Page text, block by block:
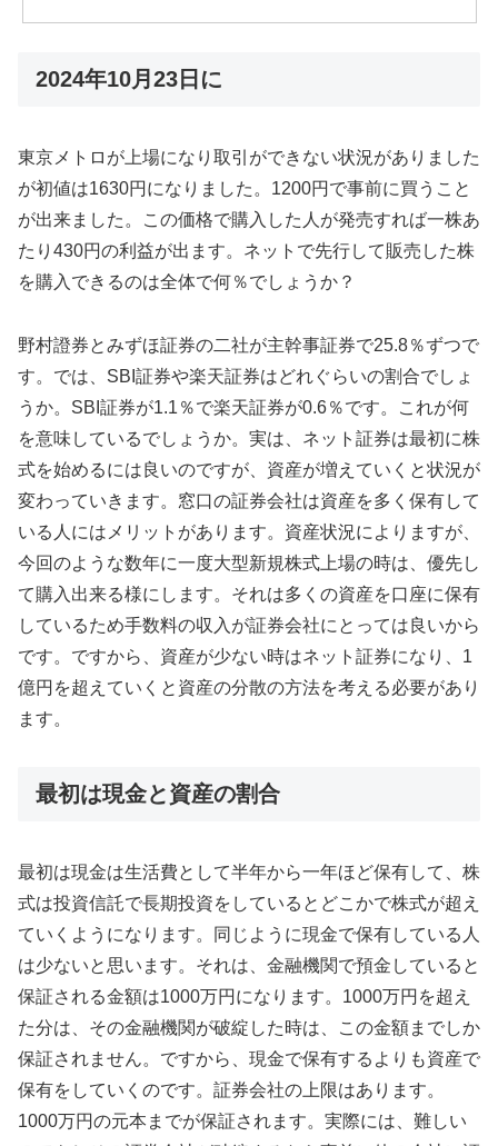
2024年10月23日に
東京メトロが上場になり取引ができない状況がありました
が初値は1630円になりました。1200円で事前に買うこと
が出来ました。この価格で購入した人が発売すれば一株あ
たり430円の利益が出ます。ネットで先行して販売した株
を購入できるのは全体で何％でしょうか？
野村證券とみずほ証券の二社が主幹事証券で25.8％ずつで
す。では、SBI証券や楽天証券はどれぐらいの割合でしょ
うか。SBI証券が1.1％で楽天証券が0.6％です。これが何
を意味しているでしょうか。実は、ネット証券は最初に株
式を始めるには良いのですが、資産が増えていくと状況が
変わっていきます。窓口の証券会社は資産を多く保有して
いる人にはメリットがあります。資産状況によりますが、
今回のような数年に一度大型新規株式上場の時は、優先し
て購入出来る様にします。それは多くの資産を口座に保有
しているため手数料の収入が証券会社にとっては良いから
です。ですから、資産が少ない時はネット証券になり、1
億円を超えていくと資産の分散の方法を考える必要があり
ます。
最初は現金と資産の割合
最初は現金は生活費として半年から一年ほど保有して、株
式は投資信託で長期投資をしているとどこかで株式が超え
ていくようになります。同じように現金で保有している人
は少ないと思います。それは、金融機関で預金していると
保証される金額は1000万円になります。1000万円を超え
た分は、その金融機関が破綻した時は、この金額までしか
保証されません。ですから、現金で保有するよりも資産で
保有をしていくのです。証券会社の上限はあります。
1000万円の元本までが保証されます。実際には、難しい